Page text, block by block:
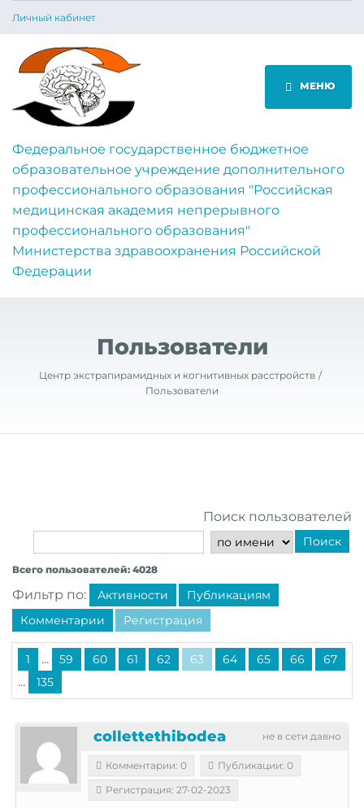
Личный кабинет
МЕНЮ
Федеральное государственное бюджетное
образовательное учреждение дополнительного
профессионального образования "Российская
медицинская академия непрерывного
профессионального образования"
Министерства здравоохранения Российской
Федерации
Пользователи
Центр экстрапирамидных и когнитивных расстройств
Пользователи
Поиск пользователей
Поиск
Всего пользователей: 4028
Фильтр по: Активности
Публикациям
Комментарии
Регистрация
1 ... 59 60 61 62 63 64 65 66 67
... 135
не в сети давно
collettethibodea
Комментарии: 0
Публикации: 0
Регистрация: 27-02-2023